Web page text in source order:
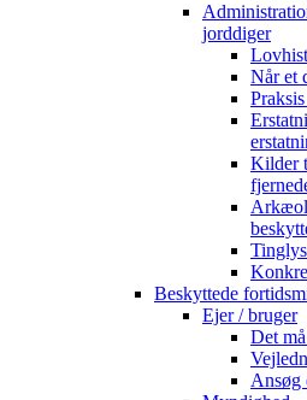
jorddiger
Når et
Kilder
Beskyttede
Ejer / bruger
Det
Ansøg